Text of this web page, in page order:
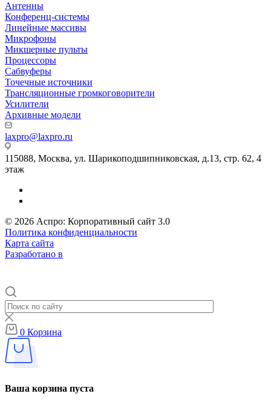
Антенны
Конференц-системы
Линейные массивы
Микрофоны
Микшерные пульты
Процессоры
Сабвуферы
Точечные источники
Трансляционные громкоговорители
Усилители
Архивные модели
laxpro@laxpro.ru
115088, Москва, ул. Шарикоподшипниковская, д.13, стр. 62, 4
этаж
© 2026 Аспро: Корпоративный сайт 3.0
Политика конфиденциальности
Карта сайта
Разработано в
0 Корзина
Ваша корзина пуста